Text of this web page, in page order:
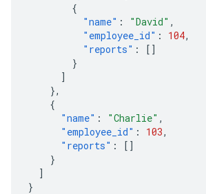
{
"name" : "David" ,
"employee_id" : 104,
"reports" :
[]
}
]
},
{
"name" : "Charlie" ,
"employee_id" : 103,
"reports" :
[]
}
]
}